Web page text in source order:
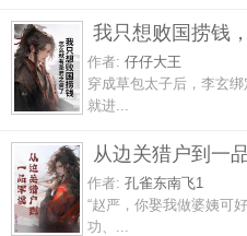
我只想败国捞钱
作者: 仔仔大王
穿成草包太子后，李玄
就进...
从边关猎户到一
作者: 孔雀东南飞1
“赵严，你娶我做婆姨可
功、...